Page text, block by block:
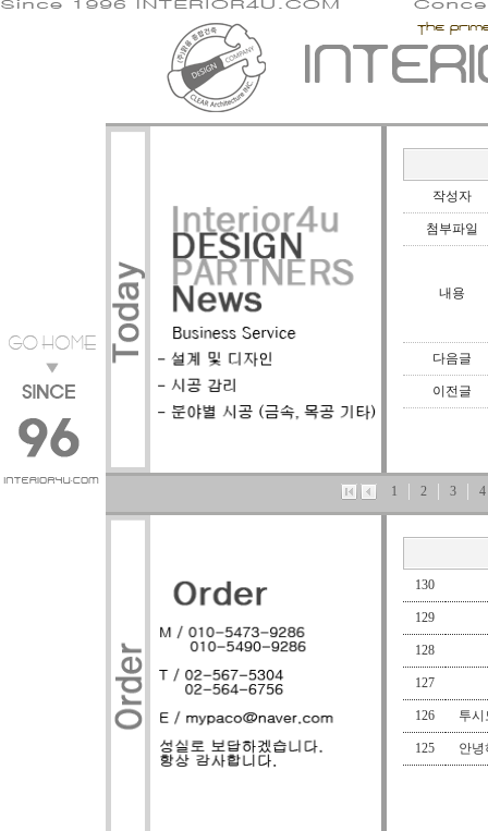
작성자
첨부파일
내용
다음글
이전글
1 2 3 4
130
129
128
127
126 투시
125 안녕